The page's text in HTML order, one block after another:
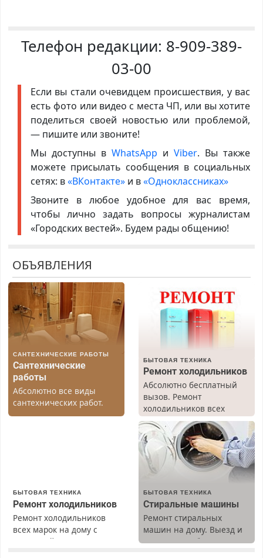
Телефон редакции: 8-909-389-
03-00
Если вы стали очевидцем происшествия, у вас
есть фото или видео с места ЧП, или вы хотите
поделиться своей новостью или проблемой,
— пишите или звоните!
Мы доступны в WhatsApp иViber. Вы также
можете присылать сообщения в социальных
сетях: в«ВКонтакте»и в«Одноклассниках»
Звоните в любое удобное для вас время,
чтобы лично задать вопросы журналистам
«Городских вестей». Будем рады общению!
ОБЪЯВЛЕНИЯ
САНТЕХНИЧЕСКИЕ РАБОТЫ
Сантехнические
работы
Абсолютно все виды
сантехнических работ.
Быстро. Качественно.
БЫТОВАЯ ТЕХНИКА
Ремонт холодильников
Абсолютно бесплатный
вызов. Ремонт
холодильников всех
марок на дому, с
гарантией. Все р-ны.
Срочно. Без выходных.
Пенсионерам – скидки до
40%. Мастер со стажем.
БЫТОВАЯ ТЕХНИКА
Ремонт холодильников
Ремонт холодильников
всех марок на дому с
гарантией. Замена
БЫТОВАЯ ТЕХНИКА
Стиральные машины
Ремонт стиральных
машин на дому. Выезд и
диагностика бесплатно.